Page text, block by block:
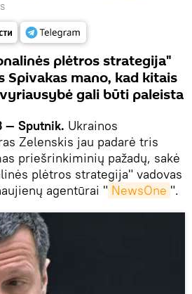
plėtros strategija"
mano, kad kitais
gali būti paleista
— Sputnik. Ukrainos
Zelenskis jau padarė tris
priešrinkiminių pažadų, sakė
plėtros strategija" vadovas
agentūrai " NewsOne ".